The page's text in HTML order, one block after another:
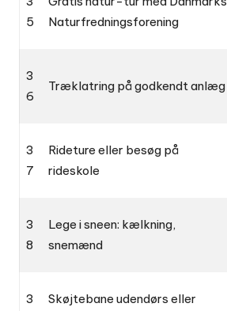
5
Naturfredningsforening
3
6
Træklatring på godkendt anlæg
3
7
Rideture eller besøg på
rideskole
3
8
Lege i sneen: kælkning,
snemænd
3
Skøjtebane udendørs eller